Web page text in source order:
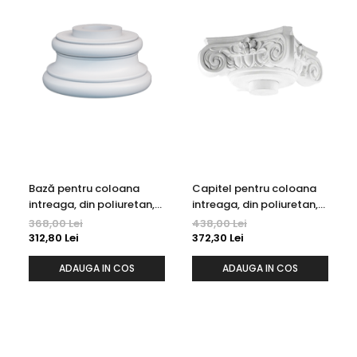
Bază pentru coloana
intreaga, din poliuretan,
Grand Decor, L 310F
368,00 Lei
312,80 Lei
ADAUGA IN COS
Capitel pentru coloana
intreaga, din poliuretan,
Grand Decor, L 313F
438,00 Lei
372,30 Lei
ADAUGA IN COS